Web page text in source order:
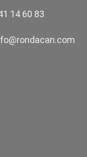
14 60 83